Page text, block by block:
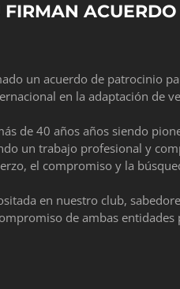
ACUERDO
un acuerdo de patrocinio
en la adaptación de
de 40 años años siendo
un trabajo profesional y
el compromiso y la
en nuestro club,
de ambas